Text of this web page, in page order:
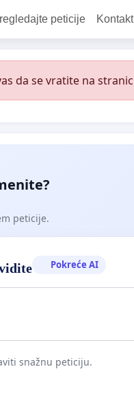
peticije
da se vratite na
peticije.
Pokreće AI
snažnu peticiju.